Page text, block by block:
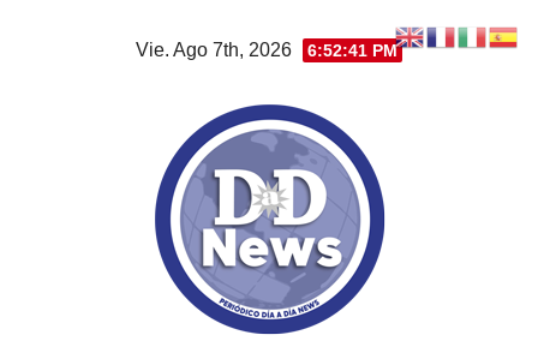
Vie. Ago 7th, 2026 6:52:42 PM